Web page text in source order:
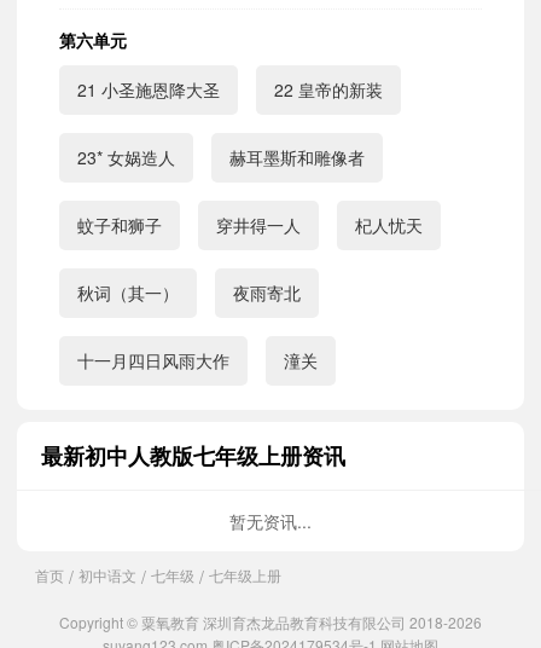
第六单元
21 小圣施恩降大圣 22 皇帝的新装
23* 女娲造人 赫耳墨斯和雕像者
蚊子和狮子 穿井得一人 杞人忧天
秋词（其一） 夜雨寄北
十一月四日风雨大作 潼关
最新初中人教版七年级上册资讯
暂无资讯...
首页 / 初中语文 / 七年级 / 七年级上册
Copyright © 粟氧教育 深圳育杰龙品教育科技有限公司 2018-2026